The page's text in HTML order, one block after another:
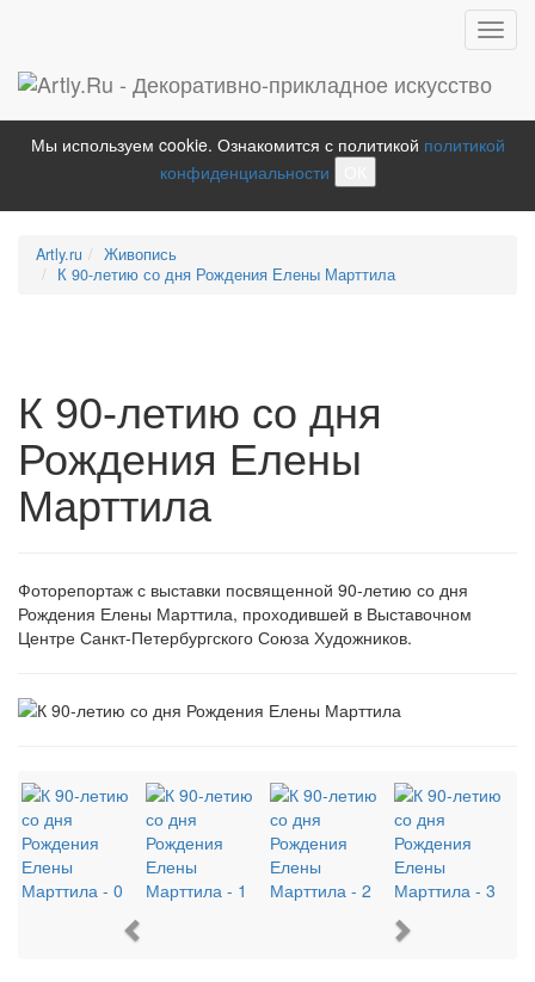
Мы используем cookie. Ознакомится с политикой политикой
конфиденциальности
Artly.ru
Живопись
К 90-летию со дня Рождения Елены Марттила
К 90-летию со дня
Рождения Елены
Марттила
Фоторепортаж с выставки посвященной 90-летию со дня
Рождения Елены Марттила, проходившей в Выставочном
Центре Санкт-Петербургского Союза Художников.